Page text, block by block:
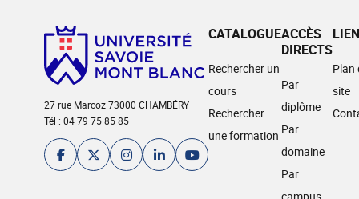
27 rue Marcoz 73000 CHAMBÉRY
Tél : 04 79 75 85 85
CATALOGUE
Rechercher un
cours
Rechercher
une formation
ACCÈS
DIRECTS
Par
diplôme
Par
domaine
Par
Plan
site